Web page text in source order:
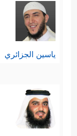
ياسين الجزائري